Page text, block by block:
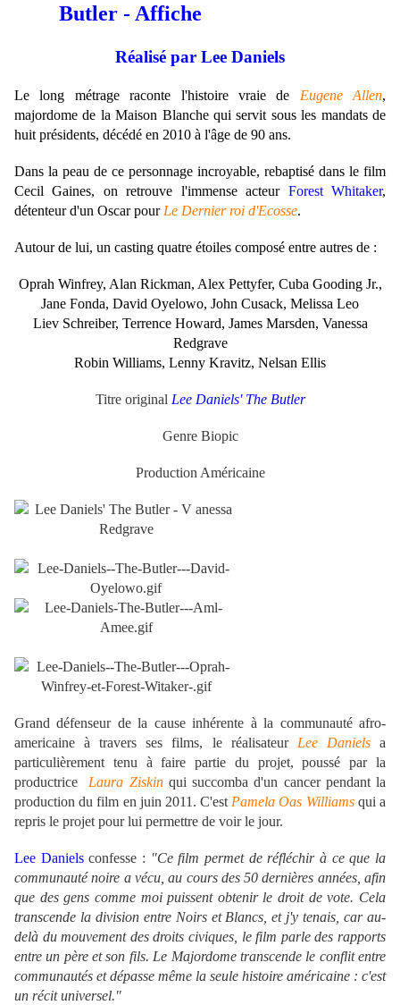
Réalisé par Lee Daniels
Le long métrage raconte l'histoire vraie de Eugene Allen,
majordome de la Maison Blanche qui servit sous les mandats de
huit présidents, décédé en 2010 à l'âge de 90 ans.
Dans la peau de ce personnage incroyable, rebaptisé dans le film
Cecil Gaines, on retrouve l'immense acteur Forest Whitaker,
détenteur d'un Oscar pour Le Dernier roi d'Ecosse.
Autour de lui, un casting quatre étoiles composé entre autres de :
Oprah Winfrey, Alan Rickman, Alex Pettyfer, Cuba Gooding Jr.,
Jane Fonda, David Oyelowo, John Cusack, Melissa Leo
Liev Schreiber, Terrence Howard, James Marsden, Vanessa
Redgrave
Robin Williams, Lenny Kravitz, Nelsan Ellis
Titre original Lee Daniels' The Butler
Genre Biopic
Production Américaine
Grand défenseur de la cause inhérente à la communauté afro-
americaine à travers ses films, le réalisateur
Lee Danielsa
particulièrement tenu à faire partie du projet, poussé par la
productrice Laura Ziskinqui succomba d'un cancer pendant la
production du film en juin 2011. C'est Pamela Oas Williamsqui a
repris le projet pour lui permettre de voir le jour.
Lee Danielsconfesse : "Ce film permet de réfléchir à ce que la
communauté noire a vécu, au cours des 50 dernières années, afin
que des gens comme moi puissent obtenir le droit de vote. Cela
transcende la division entre Noirs et Blancs, et j'y tenais, car au-
delà du mouvement des droits civiques, le film parle des rapports
entre un père et son fils. Le Majordome transcende le conflit entre
communautés et dépasse même la seule histoire américaine : c'est
un récit universel."